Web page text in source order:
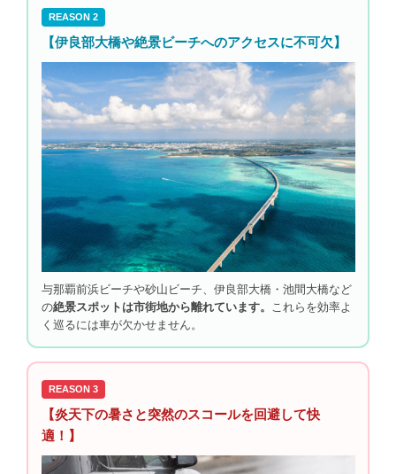
REASON 2
【伊良部大橋や絶景ビーチへのアクセスに不可欠】
与那覇前浜ビーチや砂山ビーチ、伊良部大橋・池間大橋など
の絶景スポットは市街地から離れています。
これらを効率よ
く巡るには車が欠かせません。
REASON 3
【炎天下の暑さと突然のスコールを回避して快
適！】